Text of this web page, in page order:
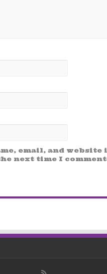
email, and
next time I